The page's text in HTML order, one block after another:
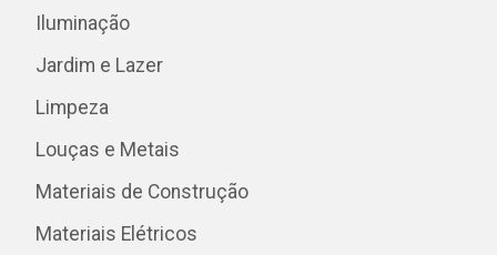
Iluminação
Jardim e Lazer
Limpeza
Louças e Metais
Materiais de Construção
Materiais Elétricos